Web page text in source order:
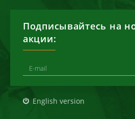
Подписывайтесь на
акции:
English version